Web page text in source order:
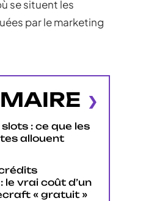
se situent les
par le marketing
slots : ce que les
allouent
le vrai coût d’un
« gratuit »